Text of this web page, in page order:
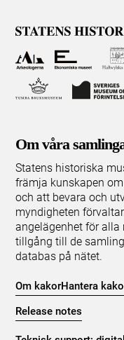
Om våra
Statens historiska
främja kunskapen
och att bevara och
myndigheten
angelägenhet för
tillgång till de
databas på nätet.
Om kakorHantera
Release notes